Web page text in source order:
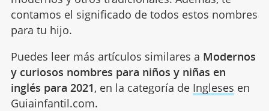
contamos el significado de todos estos nombres
para tu hijo.
Puedes leer más artículos similares a Modernos
y curiosos nombres para niños y niñas en
inglés para 2021, en la categoría de Ingleses en
Guiainfantil.com.